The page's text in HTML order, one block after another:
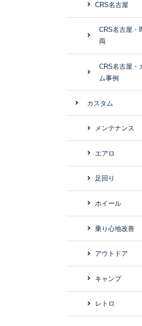
CRS名古屋
CRS名古屋・
両
CRS名古屋・
ム事例
カスタム
メンテナンス
エアロ
足回り
ホイール
乗り心地改善
アウトドア
キャンプ
レトロ